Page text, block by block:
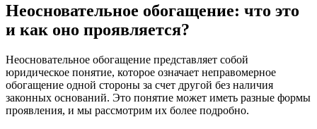
Неосновательное обогащение: что это
и как оно проявляется?
Неосновательное обогащение представляет собой
юридическое понятие, которое означает неправомерное
обогащение одной стороны за счет другой без наличия
законных оснований. Это понятие может иметь разные формы
проявления, и мы рассмотрим их более подробно.